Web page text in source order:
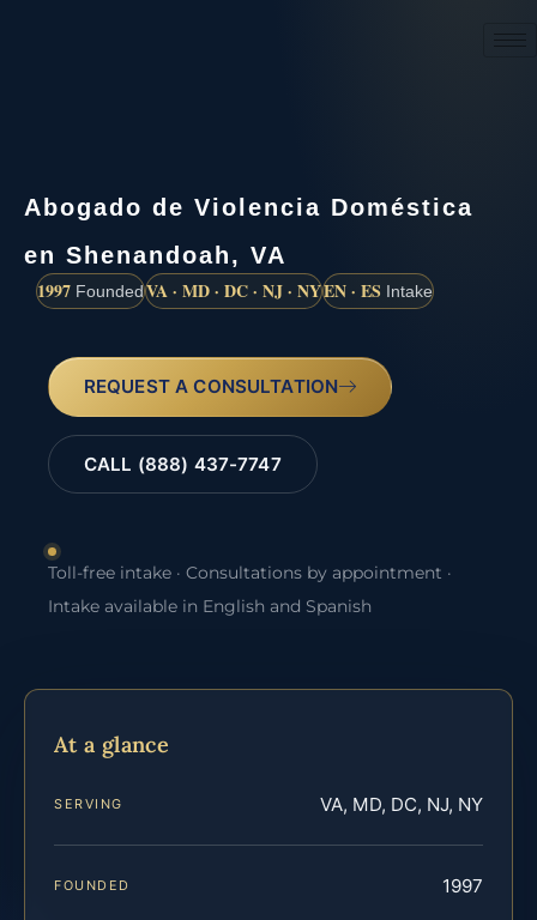
Abogado de Violencia Doméstica
en Shenandoah, VA
1997 FoundedVA · MD · DC · NJ · NYEN · ES Intake
REQUEST A CONSULTATION
CALL (888) 437-7747
Toll-free intake · Consultations by appointment ·
Intake available in English and Spanish
At a glance
SERVING VA, MD, DC, NJ, NY
FOUNDED 1997